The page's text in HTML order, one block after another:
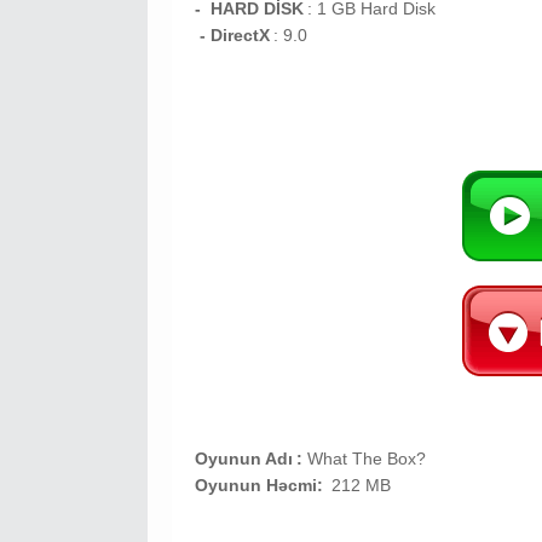
- HARD DİSK : 1 GB Hard Disk
- DirectX : 9.0
Oyunun Adı : What The Box?
Oyunun Həcmi: 212 MB